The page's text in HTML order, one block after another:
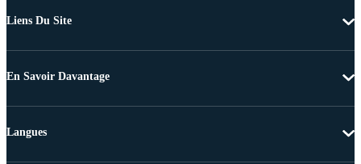
Liens Du Site
En Savoir Davantage
Langues